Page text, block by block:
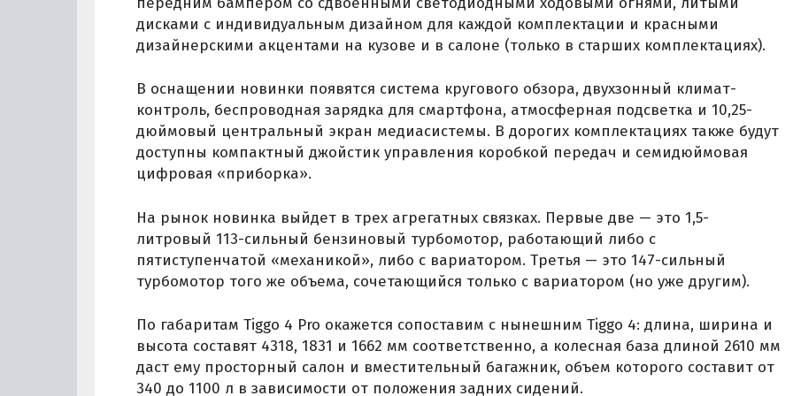
дисками с индивидуальным дизайном для каждой комплектации и красными
дизайнерскими акцентами на кузове и в салоне (только в старших комплектациях).
В оснащении новинки появятся система кругового обзора, двухзонный климат-
контроль, беспроводная зарядка для смартфона, атмосферная подсветка и 10,25-
дюймовый центральный экран медиасистемы. В дорогих комплектациях также будут
доступны компактный джойстик управления коробкой передач и семидюймовая
цифровая «приборка».
На рынок новинка выйдет в трех агрегатных связках. Первые две — это 1,5-
литровый 113-сильный бензиновый турбомотор, работающий либо с
пятиступенчатой «механикой», либо с вариатором. Третья — это 147-сильный
турбомотор того же объема, сочетающийся только с вариатором (но уже другим).
По габаритам Tiggo 4 Pro окажется сопоставим с нынешним Tiggo 4: длина, ширина и
высота составят 4318, 1831 и 1662 мм соответственно, а колесная база длиной 2610 мм
даст ему просторный салон и вместительный багажник, объем которого составит от
340 до 1100 л в зависимости от положения задних сидений.